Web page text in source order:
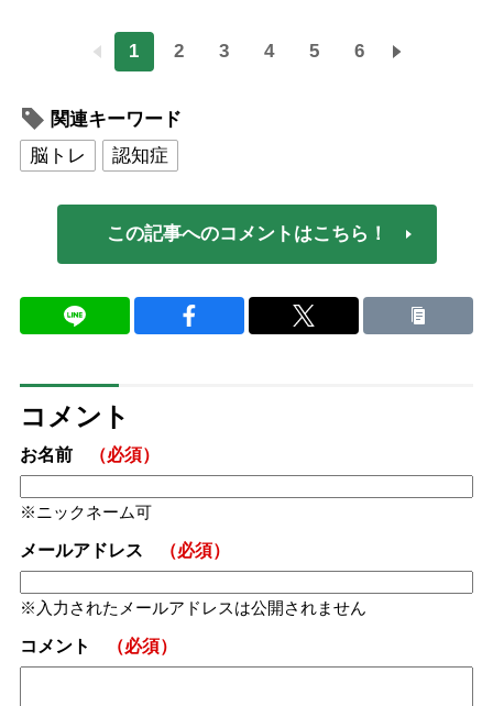
1 2 3 4 5 6
関連キーワード
脳トレ
認知症
この記事へのコメントはこちら！
コメント
お名前 （必須）
ニックネーム可
メールアドレス （必須）
入力されたメールアドレスは公開されません
コメント （必須）